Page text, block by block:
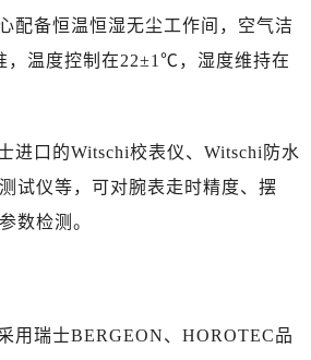
云南省怒江傈僳族自治州泸水市人民路劳力士售后服务中心（需提前预约）
云南省普洱市思茅区振兴大道劳力士售后服务中心（需提前预约）
云南省西双版纳傣族自治州景洪市宣慰大道劳力士售后服务中心（需提前预约）
云南省玉溪市红塔区南北大街劳力士售后服务中心（需提前预约）
黑龙江省哈尔滨市道里区友谊西路600号富力中心T2座写字楼29层03室室劳力士售后服务中心（需提前预约）
配备恒温恒湿无尘工作间，空气洁
，温度控制在22±1℃，湿度维持在
进口的Witschi校表仪、Witschi防水
试仪等，可对腕表走时精度、摆
数检测。
用瑞士BERGEON、HOROTEC品